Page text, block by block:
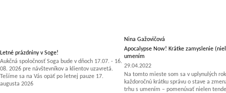
Letné prázdniny v Soge!
Aukčná spoločnosť Soga bude v dňoch 17.07. - 16.
08. 2026 pre návštevníkov a klientov uzavretá.
Tešíme sa na Vás opäť po letnej pauze 17.
augusta 2026
Nina Gažovičová
Apocalypse Now! Krátke zamyslenie
umením
29.04.2022
Na tomto mieste som sa v uplynulých
každoročnú krátku správu o stave a
trhu s umením – pomenúvať nielen